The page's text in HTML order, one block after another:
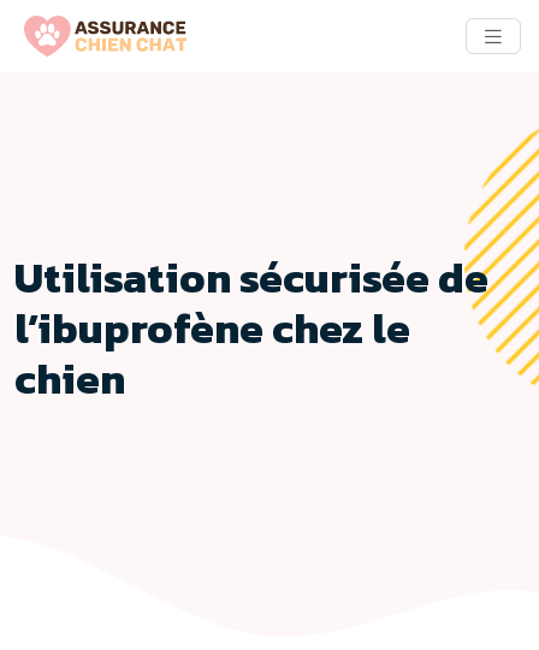
Utilisation sécurisée de
l’ibuprofène chez le
chien